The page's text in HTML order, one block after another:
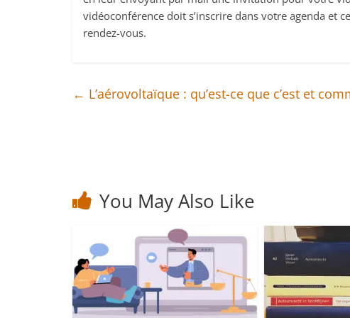
vidéoconférence doit s’inscrire dans votre agenda et
rendez-vous.
← L’aérovoltaïque : qu’est-ce que c’est et
You May Also Like